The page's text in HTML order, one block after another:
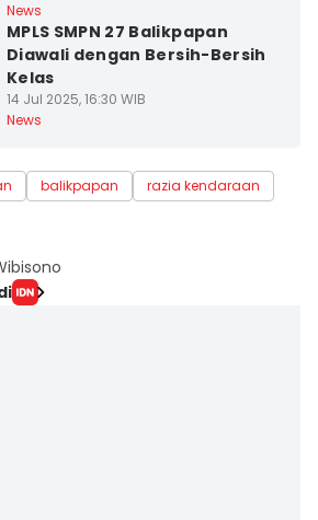
News
MPLS SMPN 27 Balikpapan
Diawali dengan Bersih-Bersih
Kelas
14 Jul 2025, 16:30 WIB
News
balikpapan razia kendaraan